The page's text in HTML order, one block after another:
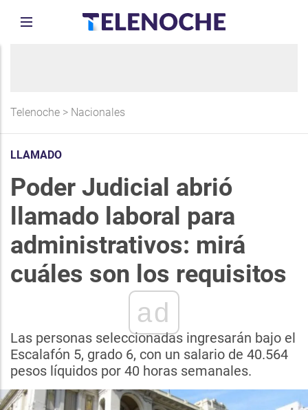
Telenoche > Nacionales
LLAMADO
Poder Judicial abrió
llamado laboral para
administrativos: mirá
cuáles son los requisitos
ad
Las personas seleccionadas ingresarán bajo el
Escalafón 5, grado 6, con un salario de 40.564
pesos líquidos por 40 horas semanales.